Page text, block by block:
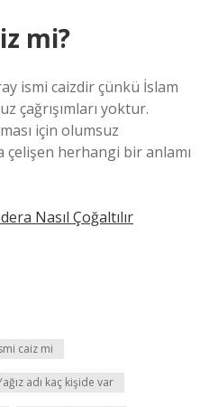
mi?
ismi caizdir çünkü İslam
çağrışımları yoktur.
için olumsuz
çelişen herhangi bir anlamı
Nasıl Çoğaltılır
caiz mi
adı kaç kişide var